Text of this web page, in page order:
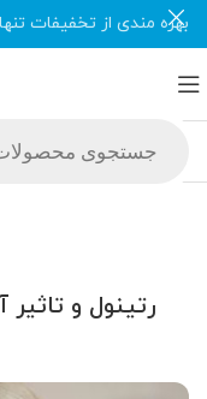
رتینول و
بهره مندی از تخفیفات